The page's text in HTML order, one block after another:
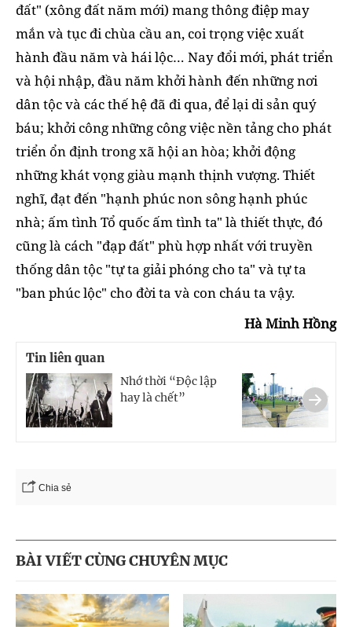
đất" (xông đất năm mới) mang thông điệp may
mắn và tục đi chùa cầu an, coi trọng việc xuất
hành đầu năm và hái lộc… Nay đổi mới, phát triển
và hội nhập, đầu năm khởi hành đến những nơi
dân tộc và các thế hệ đã đi qua, để lại di sản quý
báu; khởi công những công việc nền tảng cho phát
triển ổn định trong xã hội an hòa; khởi động
những khát vọng giàu mạnh thịnh vượng. Thiết
nghĩ, đạt đến "hạnh phúc non sông hạnh phúc
nhà; ấm tình Tổ quốc ấm tình ta" là thiết thực, đó
cũng là cách "đạp đất" phù hợp nhất với truyền
thống dân tộc "tự ta giải phóng cho ta" và tự ta
"ban phúc lộc" cho đời ta và con cháu ta vậy.
Hà Minh Hồng
Tin liên quan
Nhớ thời “Độc lập
hay là chết”
Chia sẻ
BÀI VIẾT CÙNG CHUYÊN MỤC